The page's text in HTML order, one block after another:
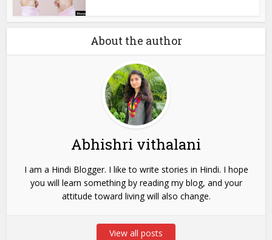
About the author
Abhishri vithalani
I am a Hindi Blogger. I like to write stories in Hindi. I hope
you will learn something by reading my blog, and your
attitude toward living will also change.
View all posts